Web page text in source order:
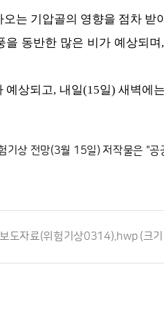
는 기압골의 영향을 점차 받
동반한 많은 비가 예상되
상되고, 내일(15일) 새벽에
기상 전망(3월 15일) 저작물은 "
보도자료(위험기상0314).hwp (크